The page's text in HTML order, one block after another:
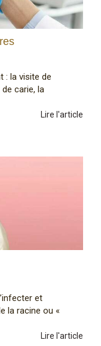
: la visite de
carie, la
Lire l'article
et
la racine ou «
Lire l'article